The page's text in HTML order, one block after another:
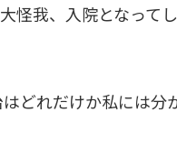
怪我、入院となって
どれだけか私には分